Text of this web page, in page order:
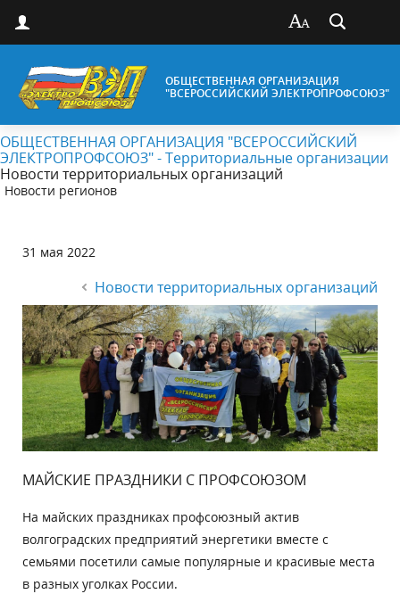
ОБЩЕСТВЕННАЯ ОРГАНИЗАЦИЯ
"ВСЕРОССИЙСКИЙ ЭЛЕКТРОПРОФСОЮЗ"
ОБЩЕСТВЕННАЯ ОРГАНИЗАЦИЯ "ВСЕРОССИЙСКИЙ
ЭЛЕКТРОПРОФСОЮЗ" - Территориальные организации
Новости территориальных организаций
Новости регионов
31 мая 2022
Новости территориальных организаций
МАЙСКИЕ ПРАЗДНИКИ С ПРОФСОЮЗОМ
На майских праздниках профсоюзный актив
волгоградских предприятий энергетики вместе с
семьями посетили самые популярные и красивые места
в разных уголках России.